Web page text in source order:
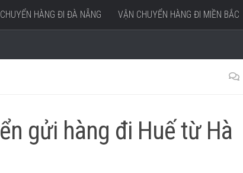
HÀNG ĐI ĐÀ NẴNG VẬN CHUYỂN HÀNG ĐI MIỀN BẮC
gửi hàng đi Huế từ Hà